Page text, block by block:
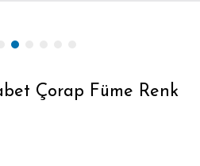
Çorap Füme Renk